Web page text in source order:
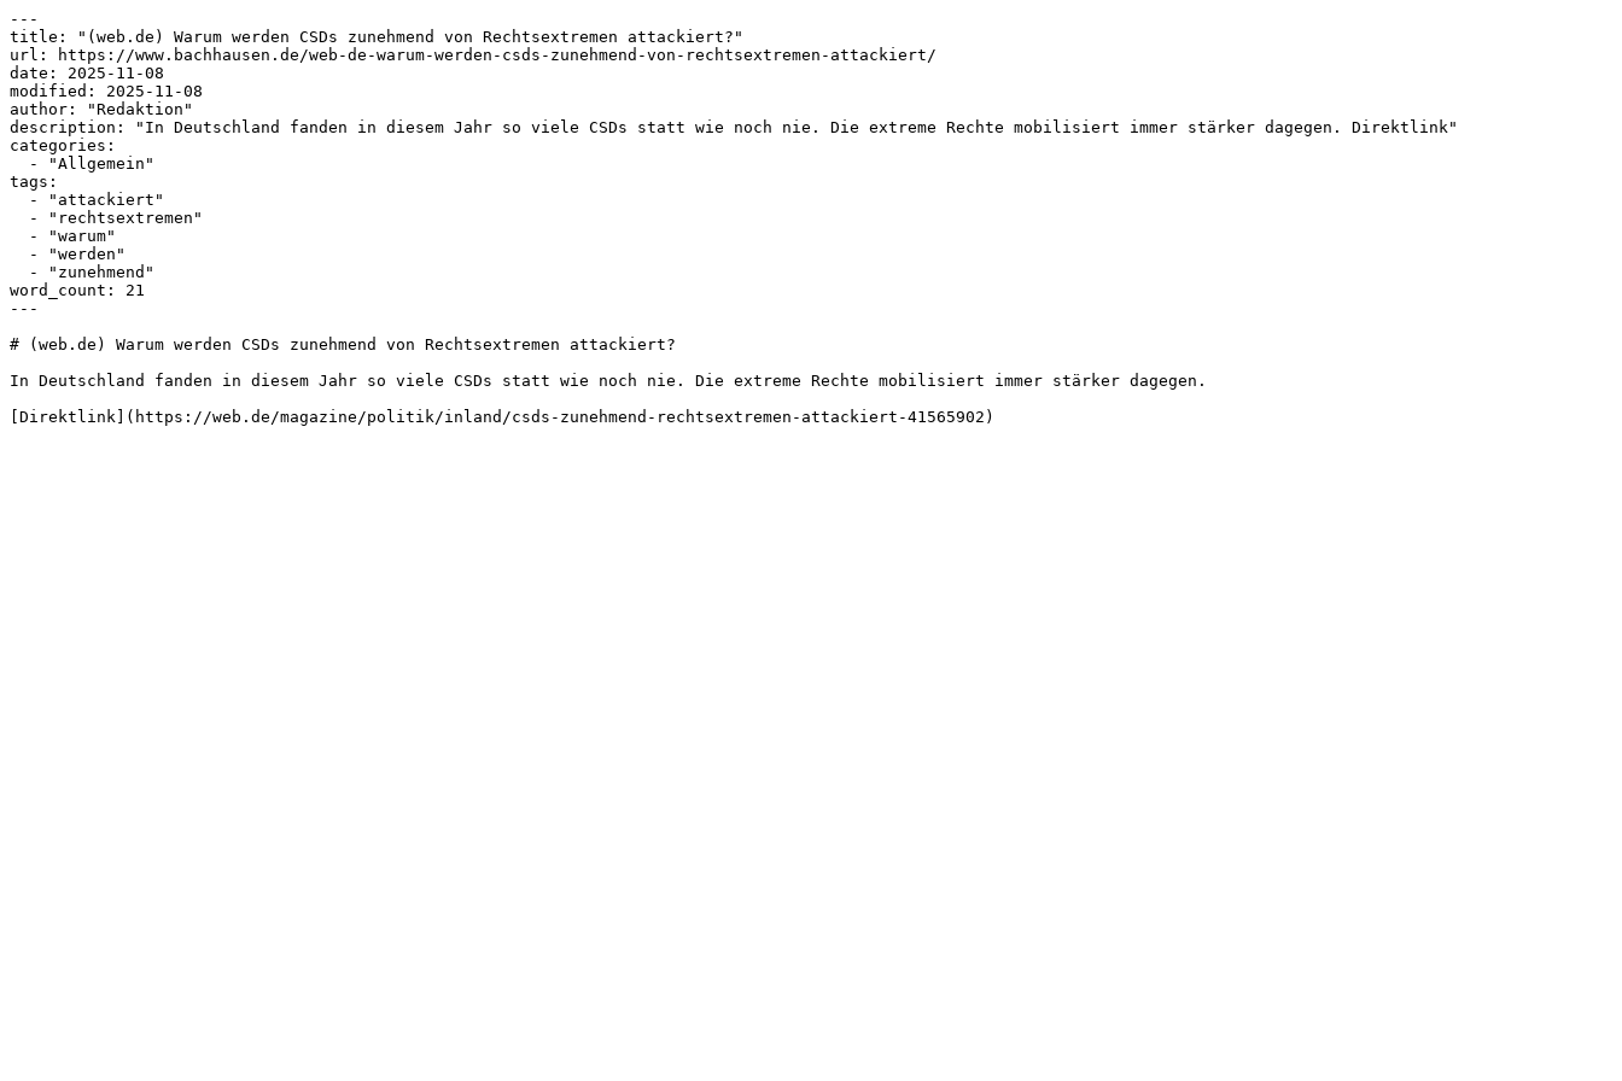
---
title: "(web.de) Warum werden CSDs zunehmend von Rechtsextremen attackiert?"
url: https://www.bachhausen.de/web-de-warum-werden-csds-zunehmend-von-rechtsextremen-attackiert/
date: 2025-11-08
modified: 2025-11-08
author: "Redaktion"
description: "In Deutschland fanden in diesem Jahr so viele CSDs statt wie noch nie. Die extreme Rechte mobilisiert immer stärker dagegen. Direktlink"
categories:
tags:
word_count: 21
---
# (web.de) Warum werden CSDs zunehmend von Rechtsextremen attackiert?
In Deutschland fanden in diesem Jahr so viele CSDs statt wie noch nie. Die extreme Rechte mobilisiert immer stärker dagegen.
[Direktlink](https://web.de/magazine/politik/inland/csds-zunehmend-rechtsextremen-attackiert-41565902)